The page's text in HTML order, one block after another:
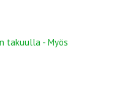
takuulla - Myös